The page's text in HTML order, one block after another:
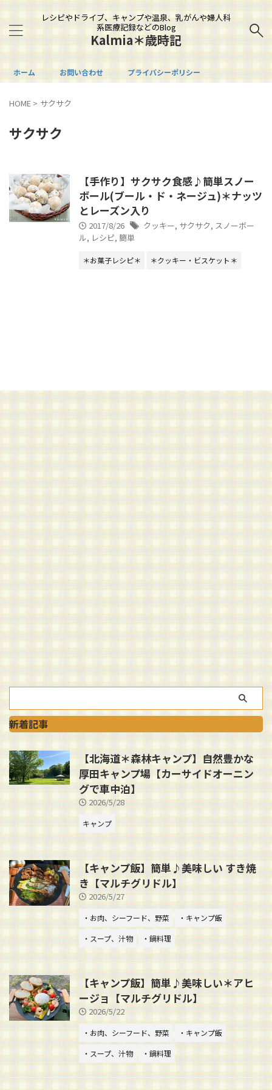
レシピやドライブ、キャンプや温泉、乳がんや婦人科
系医療記録などのBlog
Kalmia＊歳時記
ホーム お問い合わせ プライバシーポリシー
HOME > サクサク
サクサク
【手作り】サクサク食感♪簡単スノー
ボール(ブール・ド・ネージュ)＊ナッツ
とレーズン入り
2017/8/26 クッキー, サクサク, スノーボー
ル, レシピ, 簡単
＊お菓子レシピ＊ ＊クッキー・ビスケット＊
新着記事
【北海道＊森林キャンプ】自然豊かな
厚田キャンプ場【カーサイドオーニン
グで車中泊】
2026/5/28
キャンプ
【キャンプ飯】簡単♪美味しい すき焼
き【マルチグリドル】
2026/5/27
・お肉、シーフード、野菜
・キャンプ飯
・スープ、汁物
・鍋料理
【キャンプ飯】簡単♪美味しい＊アヒ
ージョ【マルチグリドル】
2026/5/22
・お肉、シーフード、野菜
・キャンプ飯
・スープ、汁物
・鍋料理